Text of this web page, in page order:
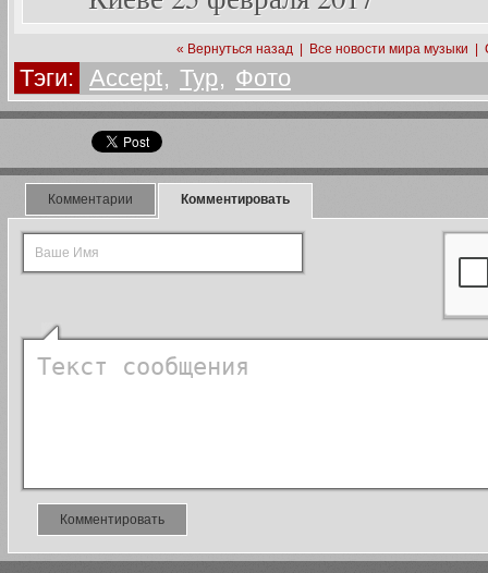
« Вернуться назад Все новости мира музыки
Тэги: Accept, Тур, Фото
Комментарии Комментировать
Комментировать